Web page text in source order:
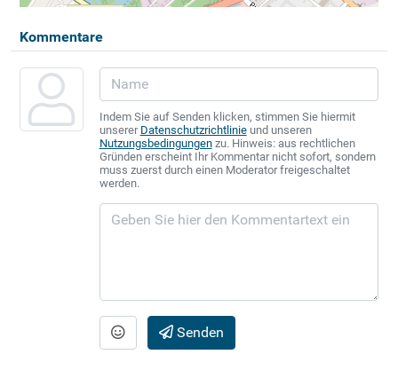
Kommentare
Indem Sie auf Senden klicken, stimmen Sie hiermit
unserer Datenschutzrichtlinieund unseren
Nutzungsbedingungenzu. Hinweis: aus rechtlichen
Gründen erscheint Ihr Kommentar nicht sofort, sondern
muss zuerst durch einen Moderator freigeschaltet
werden.
Senden